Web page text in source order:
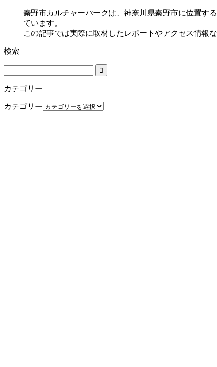
秦野市カルチャーパークは、神奈川県秦野市に位置す
ています。
この記事では実際に取材したレポートやアクセス情報
検索
カテゴリー
カテゴリー